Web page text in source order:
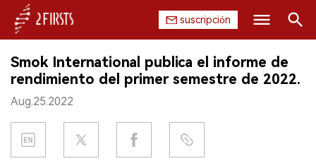
suscripción
INICIO
EMPRESA
PRODUCTO
Buscar
Smok International publica el informe de
rendimiento del primer semestre de 2022.
Aug.25.2022